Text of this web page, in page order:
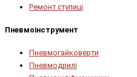
Ремонт ступиці
Пневмоінструмент
Пневмогайковерти
Пневмодрилі